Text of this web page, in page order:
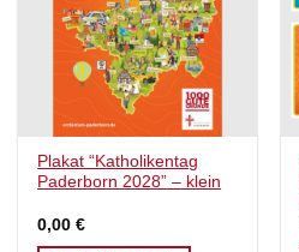
Plakat “Katholikentag
Paderborn 2028” – klein
0,00€